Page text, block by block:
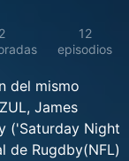
2
12
episodios
del mismo
James
('Saturday Night
de Rugdby(NFL)